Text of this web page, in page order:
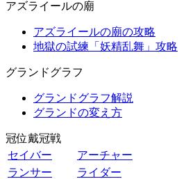
アズライールの廟
アズライールの廟の攻略
地獄の試練「妖精乱舞」攻略
グランドグラフ
グランドグラフ解説
グランドの変え方
冠位戴冠戦
セイバー
アーチャー
ランサー
ライダー